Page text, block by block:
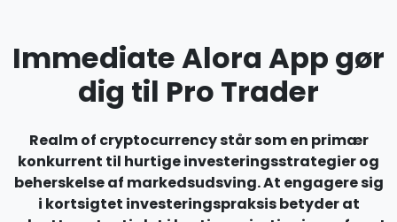
Immediate Alora App gør
dig til Pro Trader
Realm of cryptocurrency står som en primær
konkurrent til hurtige investeringsstrategier og
beherskelse af markedsudsving. At engagere sig
i kortsigtet investeringspraksis betyder at